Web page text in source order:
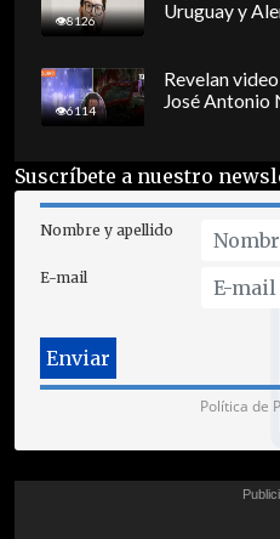
8126
Uruguay y
6114
Revelan
José Antonio
Suscríbete a nuestro
Nombre y apellido
E-mail
Política de